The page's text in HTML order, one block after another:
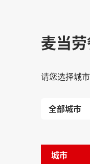
麦当
请您选择城
城市